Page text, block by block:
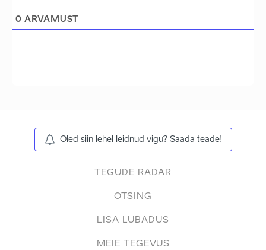
0 ARVAMUST
Oled siin lehel leidnud vigu? Saada teade!
TEGUDE RADAR
OTSING
LISA LUBADUS
MEIE TEGEVUS